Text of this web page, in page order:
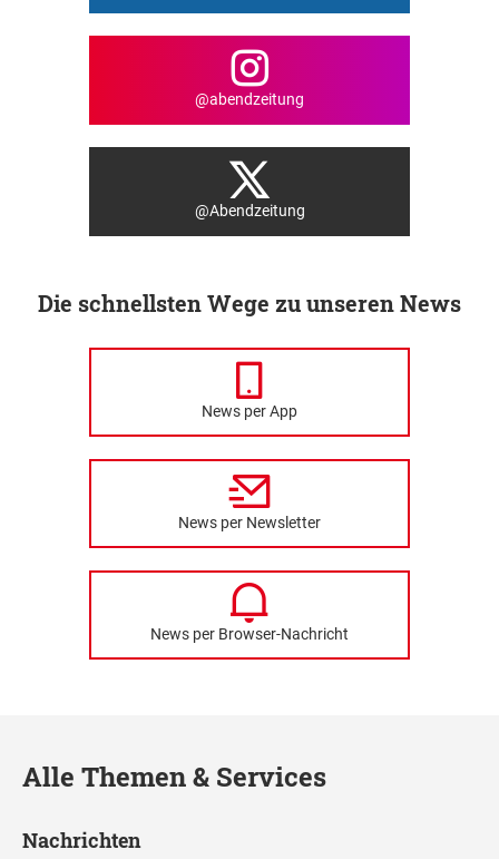
@abendzeitung
@Abendzeitung
Die schnellsten Wege zu unseren News
News per App
News per Newsletter
News per Browser-Nachricht
Alle Themen & Services
Nachrichten